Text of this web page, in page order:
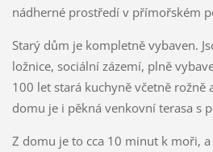
nádherné prostředí v přímořském
Starý dům je kompletně vybaven.
ložnice, sociální zázemí, plně
100 let stará kuchyně včetně rožně
domu je i pěkná venkovní terasa s
Z domu je to cca 10 minut k moři,